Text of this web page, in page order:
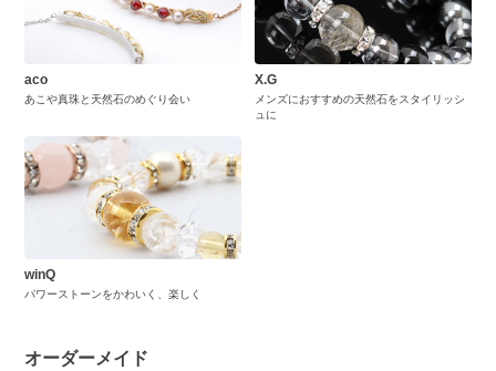
aco
あこや真珠と天然石のめぐり会い
X.G
メンズにおすすめの天然石をスタイリッシ
ュに
winQ
パワーストーンをかわいく、楽しく
オーダーメイド